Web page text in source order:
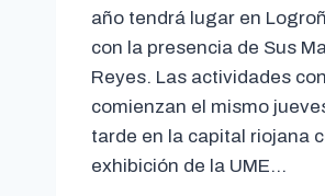
año tendrá lugar en
con la presencia de Sus
Reyes. Las actividades
comienzan el mismo
tarde en la capital riojana
exhibición de la UME…